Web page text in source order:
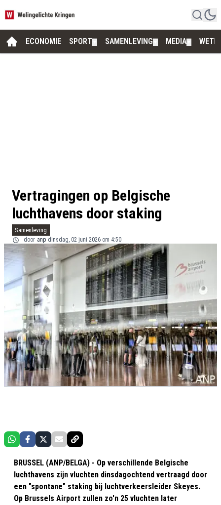
ECONOMIE SPORT SAMENLEVING MEDIA
Vertragingen op Belgische
luchthavens door staking
Samenleving
door anp dinsdag, 02 juni 2026 om 4:50
BRUSSEL (ANP/BELGA) - Op verschillende Belgische
luchthavens zijn vluchten dinsdagochtend vertraagd door
een "spontane" staking bij luchtverkeersleider Skeyes.
Op Brussels Airport zullen zo'n 25 vluchten later